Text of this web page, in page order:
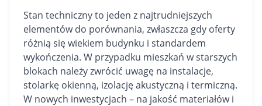
Stan techniczny to jeden z najtrudniejszych
elementów do porównania, zwłaszcza gdy oferty
różnią się wiekiem budynku i standardem
wykończenia. W przypadku mieszkań w starszych
blokach należy zwrócić uwagę na instalacje,
stolarkę okienną, izolację akustyczną i termiczną.
W nowych inwestycjach – na jakość materiałów i